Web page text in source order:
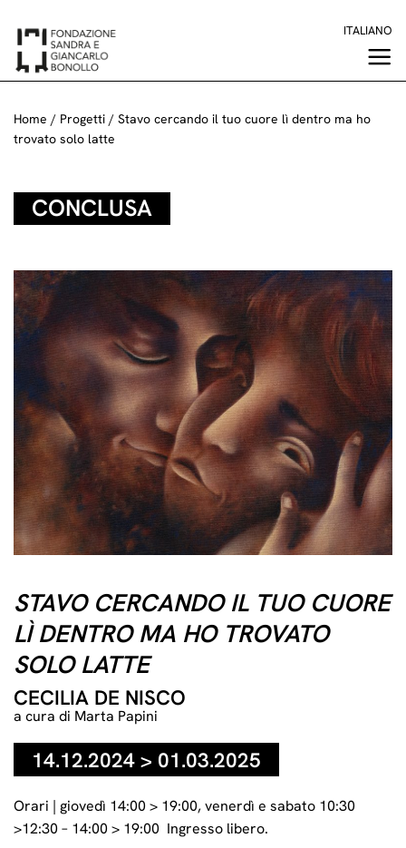
contenuti
ITALIANO
Home / Progetti / Stavo cercando il tuo cuore lì dentro ma ho
trovato solo latte
CONCLUSA
STAVO CERCANDO IL TUO CUORE
LÌ DENTRO MA HO TROVATO
SOLO LATTE
CECILIA DE NISCO
a cura di Marta Papini
14.12.2024 > 01.03.2025
Orari | giovedì 14:00 > 19:00, venerdì e sabato 10:30
>12:30 – 14:00 > 19:00 Ingresso libero.